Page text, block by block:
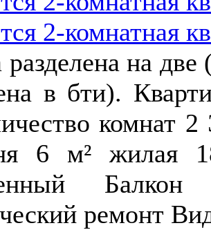
на две
в бти).
комнат
6 м² жилая
ремонт